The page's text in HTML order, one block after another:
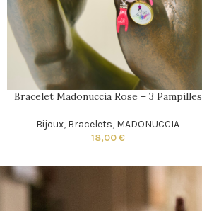
Bracelet Madonuccia Rose – 3 Pampilles
Bijoux, Bracelets, MADONUCCIA
18,00€